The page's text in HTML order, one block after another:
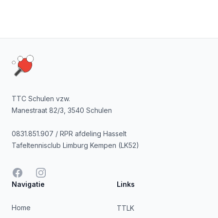
TTC Schulen vzw.
Manestraat 82/3, 3540 Schulen
0831.851.907 / RPR afdeling Hasselt
Tafeltennisclub Limburg Kempen (LK52)
FacebookInstagram
Navigatie
Home
Links
TTLK